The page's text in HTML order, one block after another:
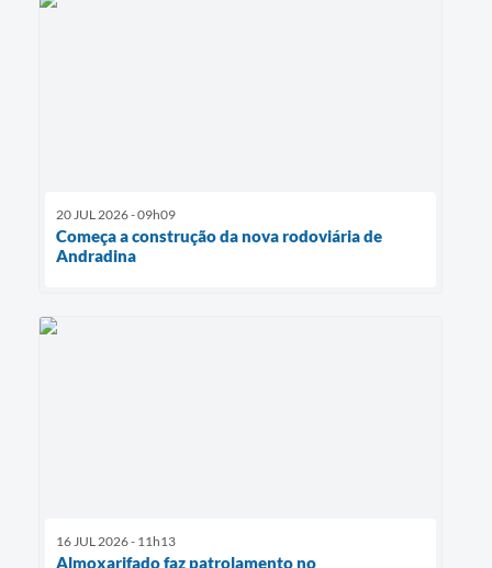
20 JUL 2026 - 09h09
Começa a construção da nova rodoviária de
Andradina
16 JUL 2026 - 11h13
Almoxarifado faz patrolamento no